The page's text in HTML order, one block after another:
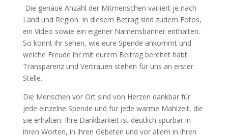
Die genaue Anzahl der Mitmenschen variiert je nach
Land und Region. In diesem Betrag sind zudem Fotos,
ein Video sowie ein eigener Namensbanner enthalten.
So könnt ihr sehen, wie eure Spende ankommt und
welche Freude ihr mit eurem Beitrag bereitet habt.
Transparenz und Vertrauen stehen für uns an erster
Stelle.
Die Menschen vor Ort sind von Herzen dankbar für
jede einzelne Spende und für jede warme Mahlzeit, die
sie erhalten. Ihre Dankbarkeit ist deutlich spürbar in
ihren Worten, in ihren Gebeten und vor allem in ihren